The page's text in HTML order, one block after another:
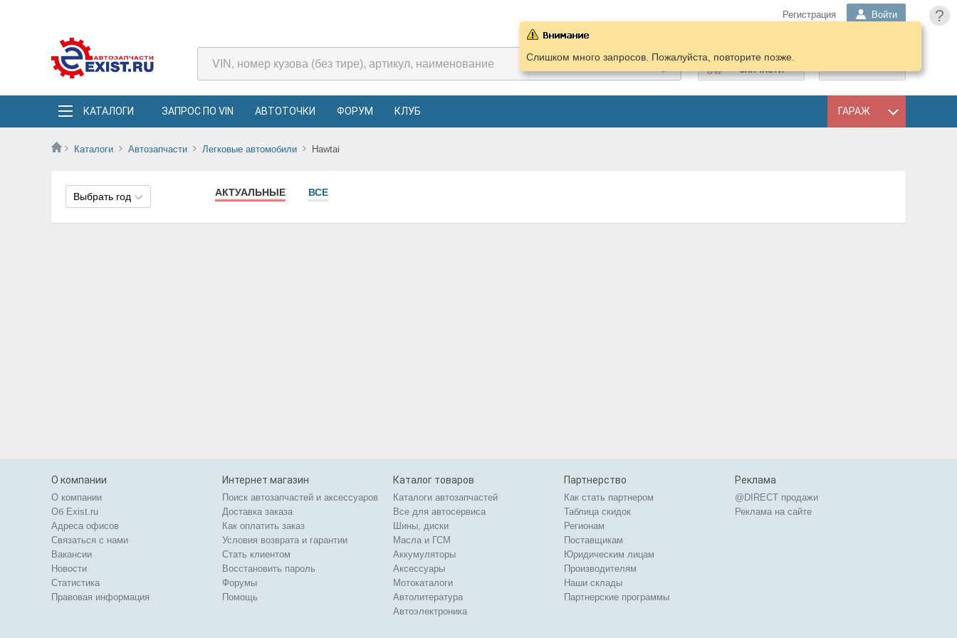
?
Регистрация Войти
ПОДОБРАТЬ
ЗАПЧАСТИ
КАТАЛОГИ ЗАПРОС ПО VIN АВТОТОЧКИ ФОРУМ КЛУБ ГАРАЖ
Каталоги Автозапчасти Легковые автомобили Hawtai
Слишком много запросов. Пожалуйста, повторите позже.
Выбрать год АКТУАЛЬНЫЕ ВСЕ
О компании
О компании
Об Exist.ru
Адреса офисов
Связаться с нами
Вакансии
Новости
Статистика
Правовая информация
Интернет магазин
Поиск автозапчастей и аксессуаров
Доставка заказа
Как оплатить заказ
Условия возврата и гарантии
Стать клиентом
Восстановить пароль
Форумы
Помощь
Каталог товаров
Каталоги автозапчастей
Все для автосервиса
Шины, диски
Масла и ГСМ
Аккумуляторы
Аксессуары
Мотокаталоги
Автолитература
Автоэлектроника
Партнерство
Как стать партнером
Таблица скидок
Регионам
Поставщикам
Юридическим лицам
Производителям
Наши склады
Партнерские программы
Реклама
@DIRECT продажи
Реклама на сайте